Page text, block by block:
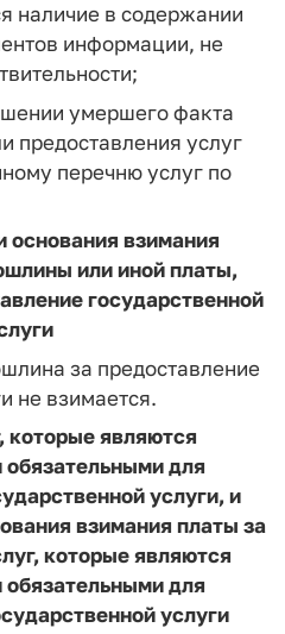
наличие в содержании
информации, не
умершего факта
предоставления услуг
перечню услуг по
основания взимания
или иной платы,
государственной
за предоставление
не взимается.
которые являются
для
услуги, и
взимания платы за
которые являются
для
услуги